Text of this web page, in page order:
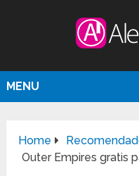
MENU
Home
Outer Empires gratis